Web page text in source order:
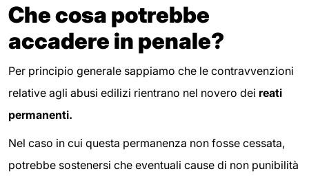
Che cosa potrebbe
accadere in penale?
Per principio generale sappiamo che le contravvenzioni
relative agli abusi edilizi rientrano nel novero dei reati
permanenti.
Nel caso in cui questa permanenza non fosse cessata,
potrebbe sostenersi che eventuali cause di non punibilità